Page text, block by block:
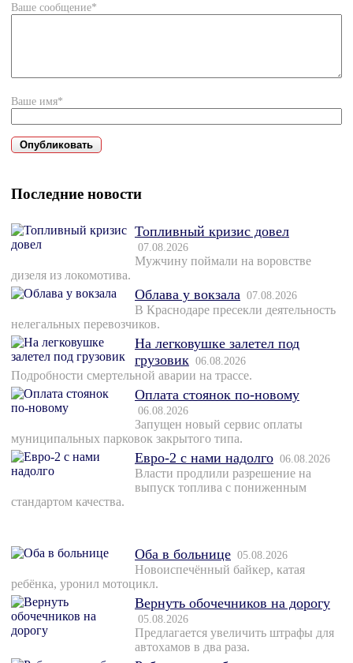
Ваше сообщение*
Ваше имя*
Последние новости
Топливный кризис довел
07.08.2026
Мужчину поймали на воровстве
дизеля из локомотива.
Облава у вокзала 07.08.2026
В Краснодаре пресекли деятельность
нелегальных перевозчиков.
На легковушке залетел под
грузовик 06.08.2026
Подробности смертельной аварии на трассе.
Оплата стоянок по-новому
06.08.2026
Запущен новый сервис оплаты
муниципальных парковок закрытого типа.
Евро-2 с нами надолго 06.08.2026
Власти продлили разрешение на
выпуск топлива с пониженным
стандартом качества.
Оба в больнице 05.08.2026
Новоиспечённый байкер, катая
ребёнка, уронил мотоцикл.
Вернуть обочечников на дорогу
05.08.2026
Предлагается увеличить штрафы для
автохамов в два раза.